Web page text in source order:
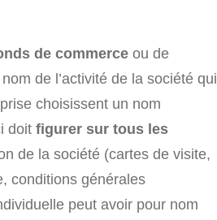
de commerce ou de
de l’activité de la société qui
choisissent un nom
doit figurer sur tous les
de la société (cartes de visite,
conditions générales
peut avoir pour nom